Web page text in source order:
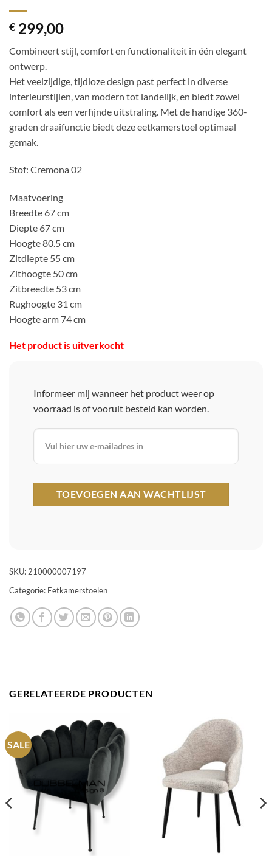
€ 299,00
Combineert stijl, comfort en functionaliteit in één elegant
ontwerp.
Het veelzijdige, tijdloze design past perfect in diverse
interieurstijlen, van modern tot landelijk, en biedt zowel
comfort als een verfijnde uitstraling. Met de handige 360-
graden draaifunctie biedt deze eetkamerstoel optimaal
gemak.
Stof: Cremona 02
Maatvoering
Breedte 67 cm
Diepte 67 cm
Hoogte 80.5 cm
Zitdiepte 55 cm
Zithoogte 50 cm
Zitbreedte 53 cm
Rughoogte 31 cm
Hoogte arm 74 cm
Het product is uitverkocht
Informeer mij wanneer het product weer op
voorraad is of vooruit besteld kan worden.
SKU: 210000007197
Categorie: Eetkamerstoelen
GERELATEERDE PRODUCTEN
SALE